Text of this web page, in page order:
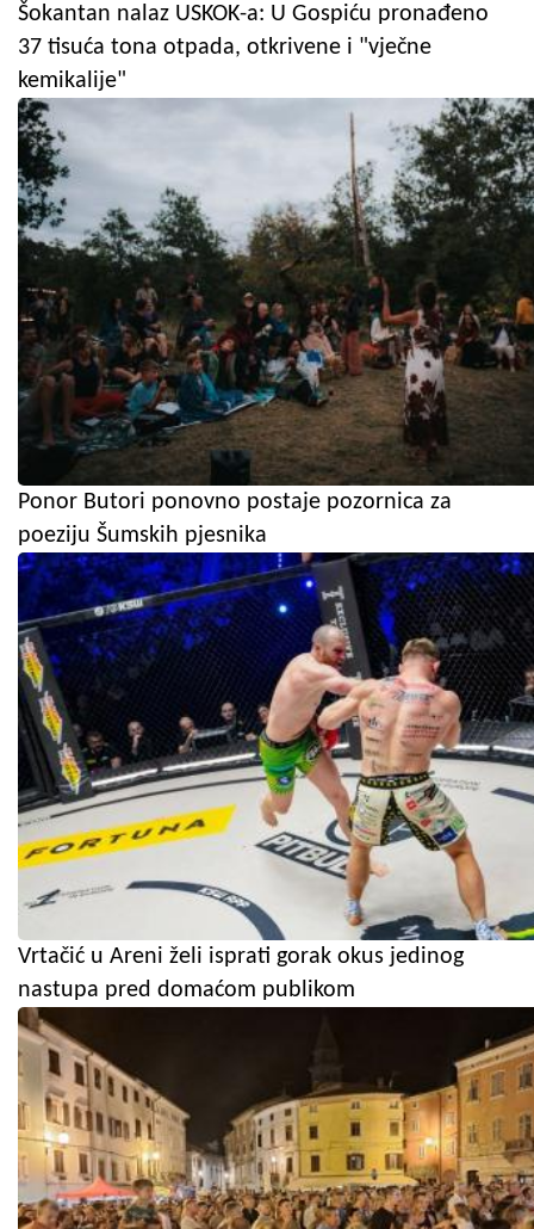
Šokantan nalaz USKOK-a: U Gospiću pronađeno
37 tisuća tona otpada, otkrivene i "vječne
kemikalije"
Ponor Butori ponovno postaje pozornica za
poeziju Šumskih pjesnika
Vrtačić u Areni želi isprati gorak okus jedinog
nastupa pred domaćom publikom